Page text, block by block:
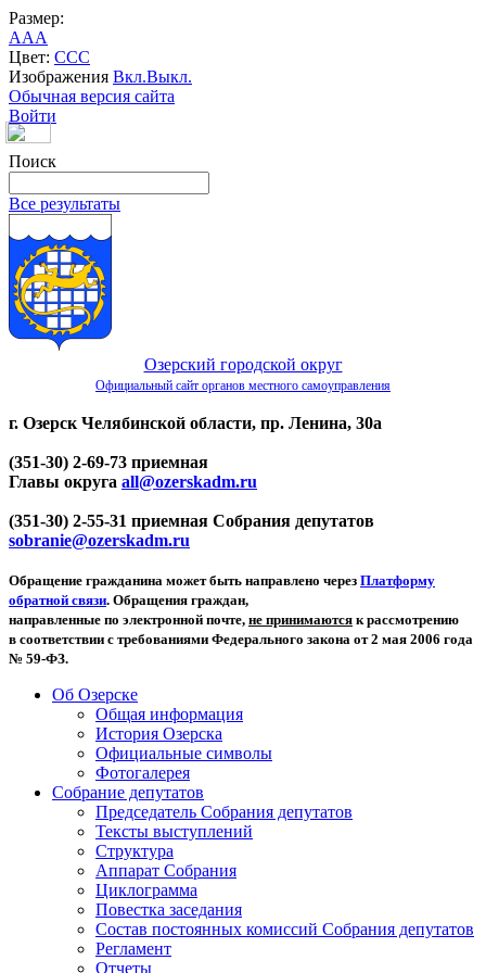
Размер:
AAA
Цвет: CCC
Изображения Вкл.Выкл.
Обычная версия сайта
Войти
Поиск
Все результаты
Озерский городской округ
Официальный сайт органов местного самоуправления
г. Озерск Челябинской области, пр. Ленина, 30а
(351-30) 2-69-73 приемная
Главы округа all@ozerskadm.ru
(351-30) 2-55-31 приемная Собрания депутатов
sobranie@ozerskadm.ru
Обращение гражданина может быть направлено через Платформу
обратной связи. Обращения граждан,
направленные по электронной почте, не принимаются к рассмотрению
в соответствии с требованиями Федерального закона от 2 мая 2006 года
№ 59-ФЗ.
Об Озерске
Общая информация
История Озерска
Официальные символы
Фотогалерея
Собрание депутатов
Председатель Собрания депутатов
Тексты выступлений
Структура
Аппарат Собрания
Циклограмма
Повестка заседания
Состав постоянных комиссий Собрания депутатов
Регламент
Отчеты